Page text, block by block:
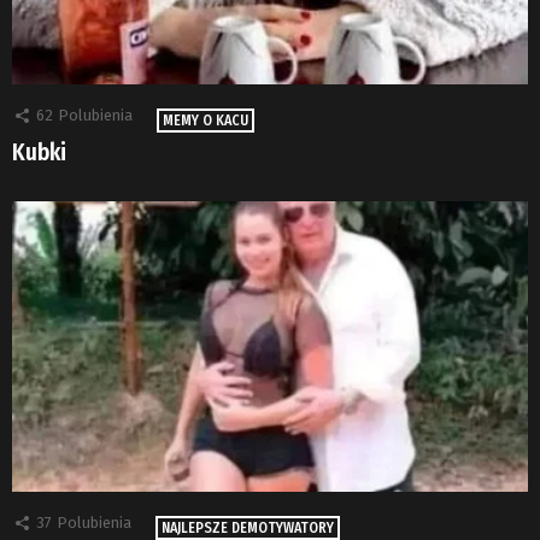
62 Polubienia MEMY O KACU
Kubki
37 Polubienia NAJLEPSZE DEMOTYWATORY